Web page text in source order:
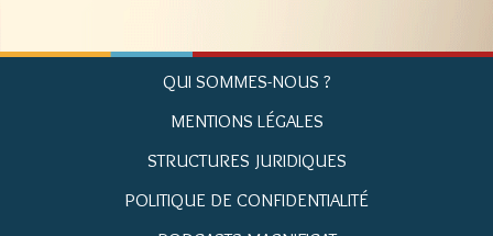
QUI SOMMES-NOUS ?
MENTIONS LÉGALES
STRUCTURES JURIDIQUES
POLITIQUE DE CONFIDENTIALITÉ